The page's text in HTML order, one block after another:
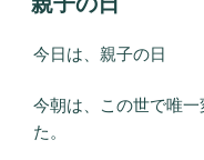
日:
今日は、親子の日
今朝は、この世で唯
た。